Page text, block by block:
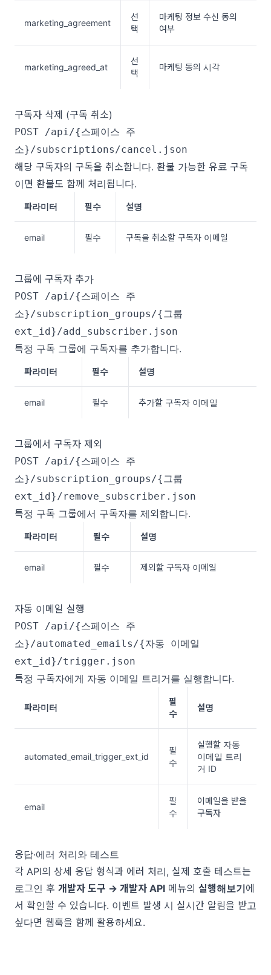
marketing_agreement
선
택
마케팅 정보 수신 동의
여부
marketing_agreed_at
선
택
마케팅 동의 시각
구독자 삭제 (구독 취소)
POST /api/{스페이스 주
소}/subscriptions/cancel.json
해당 구독자의 구독을 취소합니다. 환불 가능한 유료 구독
이면 환불도 함께 처리됩니다.
파라미터 필수 설명
email 필수 구독을 취소할 구독자 이메일
그룹에 구독자 추가
POST /api/{스페이스 주
소}/subscription_groups/{그룹
ext_id}/add_subscriber.json
특정 구독 그룹에 구독자를 추가합니다.
파라미터 필수 설명
email 필수 추가할 구독자 이메일
그룹에서 구독자 제외
POST /api/{스페이스 주
소}/subscription_groups/{그룹
ext_id}/remove_subscriber.json
특정 구독 그룹에서 구독자를 제외합니다.
파라미터 필수 설명
email 필수 제외할 구독자 이메일
자동 이메일 실행
POST /api/{스페이스 주
소}/automated_emails/{자동 이메일
ext_id}/trigger.json
특정 구독자에게 자동 이메일 트리거를 실행합니다.
파라미터
필
수
설명
automated_email_trigger_ext_id
필
수
실행할 자동
이메일 트리
거 ID
email
필
수
이메일을 받을
구독자
응답·에러 처리와 테스트
각 API의 상세 응답 형식과 에러 처리, 실제 호출 테스트는
로그인 후 개발자 도구 → 개발자 API 메뉴의 실행해보기에
서 확인할 수 있습니다. 이벤트 발생 시 실시간 알림을 받고
싶다면 웹훅을 함께 활용하세요.